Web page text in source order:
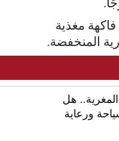
مغذية
المنخفضة.
المغرية.. هل
ورعاية